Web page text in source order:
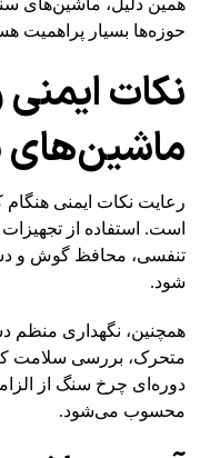
همین دلیل، ماشین‌های
حوزه‌ها بسیار پراهمیت
نکات
رعایت نکات ایمنی
است. استفاده از
تنفسی، محافظ گوش و
شود.
همچنین، نگهداری منظم
متحرک، بررسی سلامت
دوره‌ای چرخ سنگ از
محسوب می‌شود.